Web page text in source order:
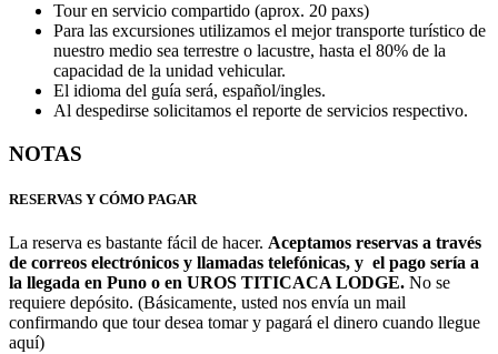
Tour en servicio compartido (aprox. 20 paxs)
Para las excursiones utilizamos el mejor transporte turístico de
nuestro medio sea terrestre o lacustre, hasta el 80% de la
capacidad de la unidad vehicular.
El idioma del guía será, español/ingles.
Al despedirse solicitamos el reporte de servicios respectivo.
NOTAS
RESERVAS Y CÓMO PAGAR
La reserva es bastante fácil de hacer. Aceptamos reservas a través
de correos electrónicos y llamadas telefónicas, y el pago sería a
la llegada en Puno o en UROS TITICACA LODGE. No se
requiere depósito. (Básicamente, usted nos envía un mail
confirmando que tour desea tomar y pagará el dinero cuando llegue
aquí)